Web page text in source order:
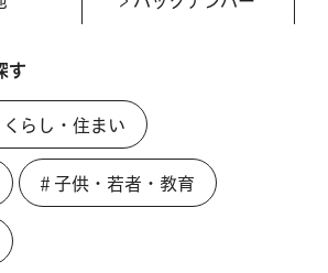
す
くらし・住まい
＃子供・若者・教育